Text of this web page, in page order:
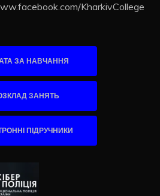
KharkivCollege
ЗА НАВЧАННЯ
ЗАНЯТЬ
ПІДРУЧНИКИ